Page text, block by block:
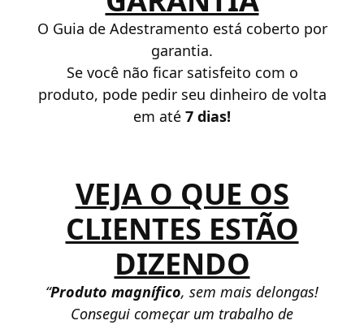
O Guia de Adestramento está coberto por
garantia.
Se você não ficar satisfeito com o
produto, pode pedir seu dinheiro de volta
em até 7 dias!
VEJA O QUE OS
CLIENTES ESTÃO
DIZENDO
“Produto magnífico, sem mais delongas!
Consegui começar um trabalho de